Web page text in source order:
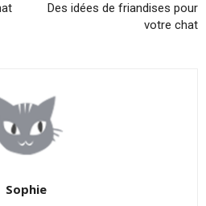
Des idées de friandises pour
votre chat
Sophie